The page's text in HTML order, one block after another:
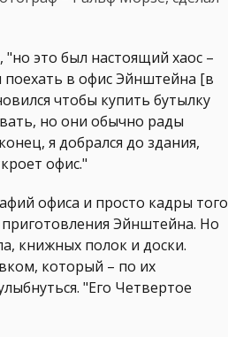
"но это был настоящий хаос –
в офис Эйнштейна [в
чтобы купить бутылку
но они обычно рады
я добрался до здания,
офис."
офиса и просто кадры того
Эйнштейна. Но
книжных полок и доски.
который – по их
"Его Четвертое